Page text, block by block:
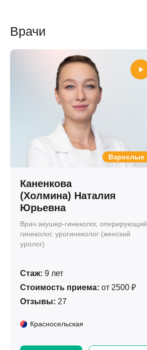
Врачи
Взрослые
Каненкова
(Холмина) Наталия
Юрьевна
Врач акушер-гинеколог, оперирующий
гинеколог, урогинеколог (женский
уролог)
Стаж: 9 лет
Стоимость приема: от 2500 ₽
Отзывы: 27
Красносельская